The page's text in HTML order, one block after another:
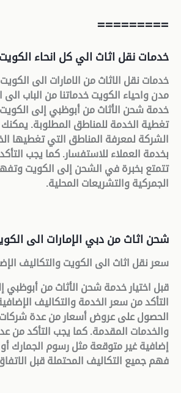
=========
خدمات نقل اثاث الي كل انحاء الكويت
خدمات نقل الاثاث من الامارات الى
مدن واحياء الكويت خدماتنا من الباب الى
خدمة شحن الأثاث من أبوظبي إلى
تغطية الخدمة للمناطق المطلوبة.
الشركة لمعرفة المناطق التي تغطيها
بخدمة العملاء للاستفسار. كما يجب
تتمتع بخبرة في الشحن إلى الكويت
الجمركية والتشريعات المحلية.
شحن اثاث من دبي الإمارات الى
سعر نقل اثاث الى الكويت والتكاليف
قبل اختيار خدمة شحن الأثاث من أبوظبي
التأكد من سعر الخدمة والتكاليف
الحصول على عروض أسعار من عدة شركات
والخدمات المقدمة. كما يجب التأكد من
إضافية غير متوقعة مثل رسوم الجمارك أو
فهم جميع التكاليف المحتملة قبل